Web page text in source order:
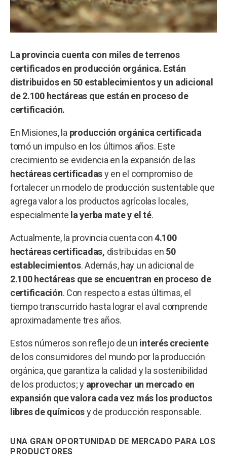
La provincia cuenta con miles de terrenos
certificados en producción orgánica. Están
distribuidos en 50 establecimientos y un adicional
de 2.100 hectáreas que están en proceso de
certificación.
En Misiones, la producción orgánica certificada
tomó un impulso en los últimos años. Este
crecimiento se evidencia en la expansión de las
hectáreas certificadasy en el compromiso de
fortalecer un modelo de producción sustentable que
agrega valor a los productos agrícolas locales,
especialmente la yerba mate y el té.
Actualmente, la provincia cuenta con4.100
hectáreas certificadas, distribuidas en 50
establecimientos. Además, hay un adicional de
2.100 hectáreas que se encuentran en proceso de
certificación. Con respecto a estas últimas, el
tiempo transcurrido hasta lograr el aval comprende
aproximadamente tres años.
Estos números son reflejo de un interés creciente
de los consumidores del mundo por la producción
orgánica, que garantiza la calidad y la sostenibilidad
de los productos; y aprovechar un mercado en
expansión que valora cada vez más los productos
libres de químicosy de producción responsable.
UNA GRAN OPORTUNIDAD DE MERCADO PARA LOS
PRODUCTORES